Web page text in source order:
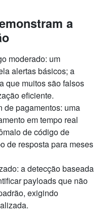
a
moderado: um
alertas básicos; a
que muitos são falsos
eficiente.
de pagamentos: uma
em tempo real
de código de
de resposta para meses
a detecção baseada
payloads que não
exigindo